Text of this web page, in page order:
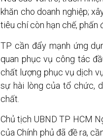
khăn cho doanh nghiệp;
tiêu chí còn hạn chế, phấn
TP cần đẩy mạnh ứng
quan phục vụ công tác
chất lượng phục vụ dịch
sự hài lòng của tổ chức,
chất.
Chủ tịch UBND TP HCM
của Chính phủ đã đề ra,